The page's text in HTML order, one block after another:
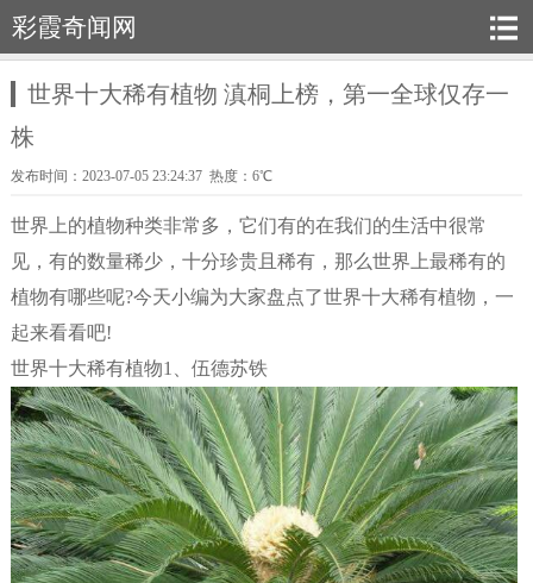
彩霞奇闻网
世界十大稀有植物 滇桐上榜，第一全球仅存一
株
发布时间：2023-07-05 23:24:37 热度：6℃
世界上的植物种类非常多，它们有的在我们的生活中很常
见，有的数量稀少，十分珍贵且稀有，那么世界上最稀有的
植物有哪些呢?今天小编为大家盘点了世界十大稀有植物，一
起来看看吧!
世界十大稀有植物1、伍德苏铁